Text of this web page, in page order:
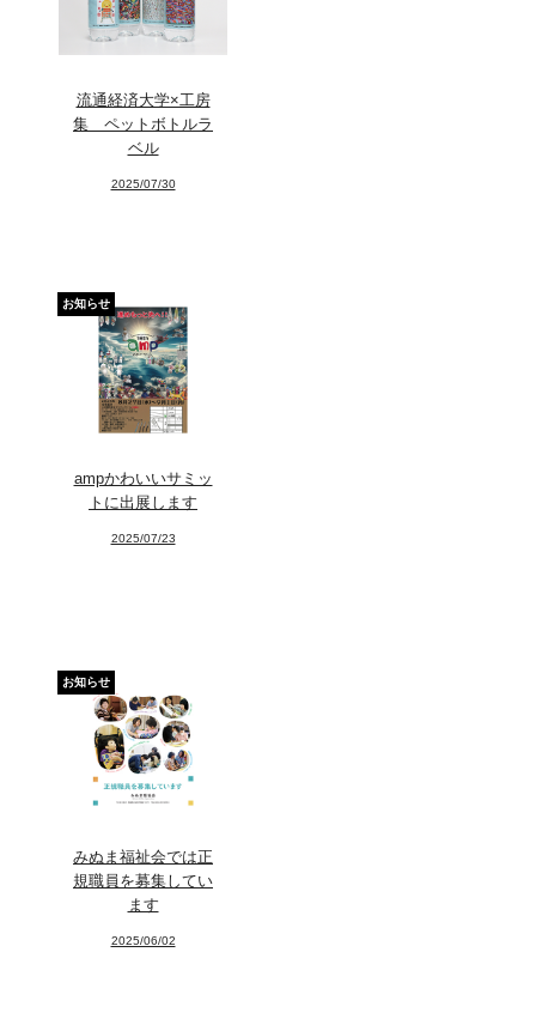
社会福祉法人みぬま福祉会
流通経済大学×工房
集 ペットボトルラ
ベル
2025/07/30
お知らせ
ampかわいいサミッ
トに出展します
2025/07/23
お知らせ
みぬま福祉会では正
規職員を募集してい
ます
2025/06/02